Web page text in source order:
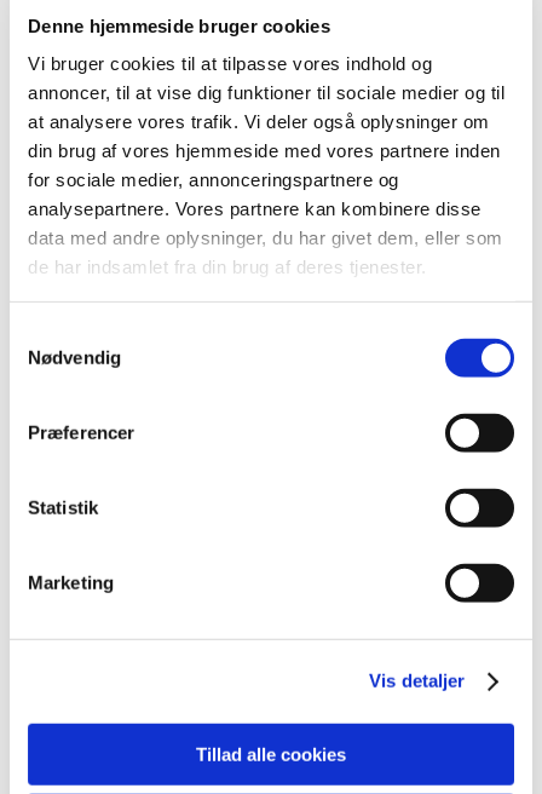
Denne hjemmeside bruger cookies
Vi bruger cookies til at tilpasse vores indhold og
annoncer, til at vise dig funktioner til sociale medier og til
at analysere vores trafik. Vi deler også oplysninger om
din brug af vores hjemmeside med vores partnere inden
for sociale medier, annonceringspartnere og
analysepartnere. Vores partnere kan kombinere disse
data med andre oplysninger, du har givet dem, eller som
de har indsamlet fra din brug af deres tjenester.
Nødvendig
Præferencer
Statistik
Marketing
Vis detaljer
Tillad alle cookies
2020 (263)
2019 (159)
2018 (150)
2017 (167)
2016 (167)
2015 (33)
december (4)
november (4)
august (2)
maj (2)
januar (3)
2013 (49)
2009 (14)
2007 (3)